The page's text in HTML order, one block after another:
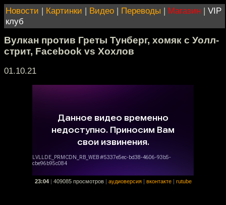
Новости | Картинки | Видео | Переводы | Магазин | VIP
клуб
Вулкан против Греты Тунберг, хомяк с Уолл-
стрит, Facebook vs Хохлов
01.10.21
23:04 409085 просмотров аудиоверсия вконтакте rutube